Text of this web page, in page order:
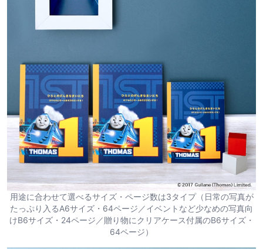
用途に合わせて選べるサイズ・ページ数は3タイプ（日常の写真が
たっぷり入るA6サイズ・64ページ／イベントなど少なめの写真向
けB6サイズ・24ページ／贈り物にクリアケース付属のB6サイズ・
64ページ）